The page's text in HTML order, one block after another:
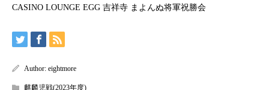
CASINO LOUNGE EGG 吉祥寺 まよんぬ将軍祝勝会
Author: eightmore
麒麟児戦(2023年度)